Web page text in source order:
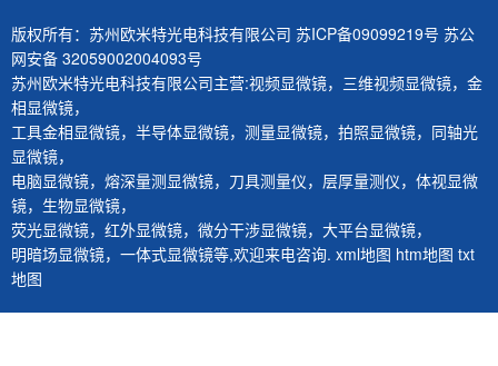
版权所有：苏州欧米特光电科技有限公司 苏ICP备09099219号 苏公
网安备 32059002004093号
苏州欧米特光电科技有限公司主营:视频显微镜， 三维视频显微镜， 金
相显微镜，
工具金相显微镜， 半导体显微镜， 测量显微镜， 拍照显微镜， 同轴光
显微镜，
电脑显微镜， 熔深量测显微镜， 刀具测量仪， 层厚量测仪， 体视显微
镜， 生物显微镜，
荧光显微镜， 红外显微镜， 微分干涉显微镜， 大平台显微镜，
明暗场显微镜， 一体式显微镜等,欢迎来电咨询. xml地图 htm地图 txt
地图